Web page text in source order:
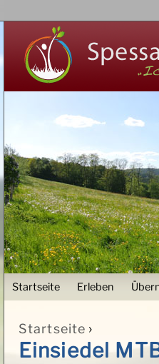
User menu
Startseite Erleben
Sie sind hier
Startseite ›
Einsiedel